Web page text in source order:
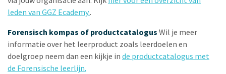
leden van GGZ Ecademy..
Forensisch kompas of productcatalogus Wil je meer
informatie over het leerproduct zoals leerdoelen en
doelgroep neem dan een kijkje in de productcatalogus met
de Forensische leerlijn.